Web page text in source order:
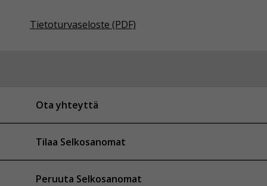
Tietoturvaseloste (PDF)
Ota yhteyttä
Tilaa Selkosanomat
Peruuta Selkosanomat